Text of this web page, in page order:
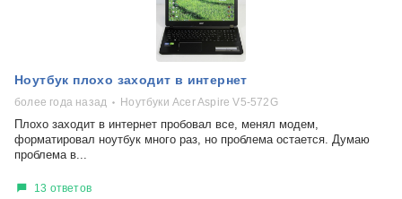
Ноутбук плохо заходит в интернет
более года назад Ноутбуки Acer Aspire V5-572G
Плохо заходит в интернет пробовал все, менял модем,
форматировал ноутбук много раз, но проблема остается. Думаю
проблема в...
13 ответов